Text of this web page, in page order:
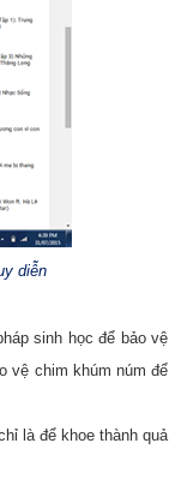
diễn
sinh học để bảo vệ
vệ chim khúm núm để
là để khoe thành quả